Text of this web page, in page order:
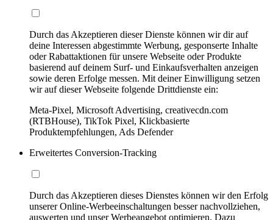
Durch das Akzeptieren dieser Dienste können wir dir auf
deine Interessen abgestimmte Werbung, gesponserte Inhalte
oder Rabattaktionen für unsere Webseite oder Produkte
basierend auf deinem Surf- und Einkaufsverhalten anzeigen
sowie deren Erfolge messen. Mit deiner Einwilligung setzen
wir auf dieser Webseite folgende Drittdienste ein:
Meta-Pixel, Microsoft Advertising, creativecdn.com
(RTBHouse), TikTok Pixel, Klickbasierte
Produktempfehlungen, Ads Defender
Erweitertes Conversion-Tracking
Durch das Akzeptieren dieses Dienstes können wir den Erfolg
unserer Online-Werbeeinschaltungen besser nachvollziehen,
auswerten und unser Werbeangebot optimieren. Dazu